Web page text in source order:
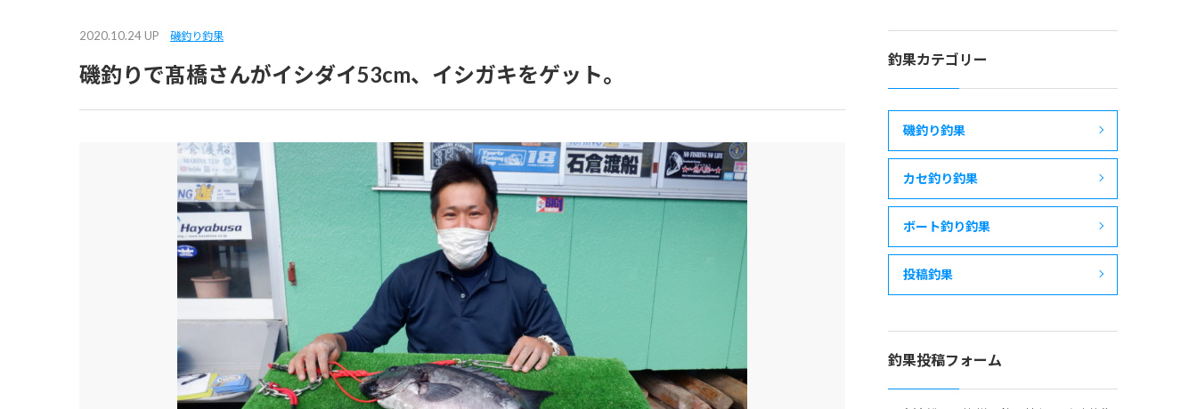
2020.10.24 UP 磯釣り釣果
磯釣りで髙橋さんがイシダイ53cm、イシガキをゲット。
釣果カテゴリー
磯釣り釣果
カセ釣り釣果
ボート釣り釣果
投稿釣果
釣果投稿フォーム